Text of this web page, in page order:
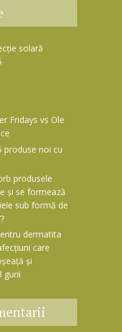
solară
Fridays vs Ole
produse noi cu
produsele
și se formează
sub formă de
dermatita
care
și
gurii